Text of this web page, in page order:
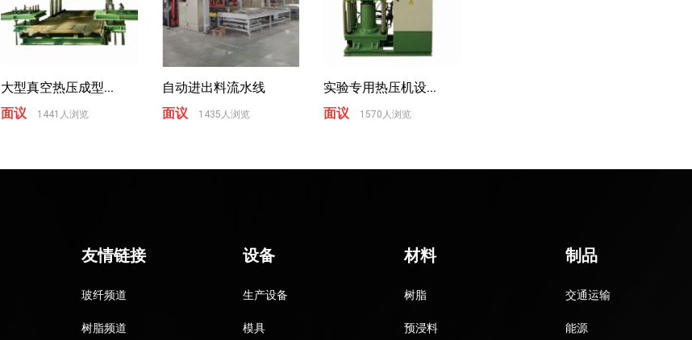
大型真空热压成型...
面议
1441人浏览
自动进出料流水线
面议
1435人浏览
实验专用热压机设...
面议
1570人浏览
友情链接
玻纤频道
树脂频道
设备
生产设备
模具
材料
树脂
预浸料
制品
交通运输
能源